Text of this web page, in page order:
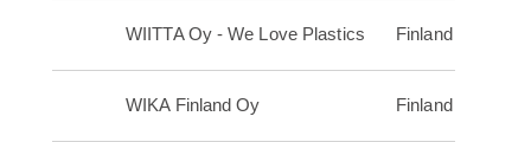
WIITTA Oy - We Love Plastics Finland
WIKA Finland Oy Finland